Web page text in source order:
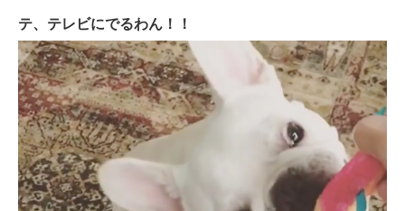
テ、テレビにでるわん！！
pecodogs
いぬ部をフォロー
pecocats
ねこ部をフォロー